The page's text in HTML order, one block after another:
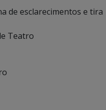
de esclarecimentos e tira
Teatro